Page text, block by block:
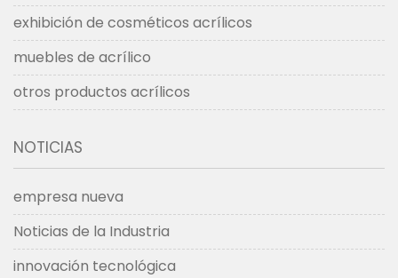
exhibición de cosméticos acrílicos
muebles de acrílico
otros productos acrílicos
NOTICIAS
empresa nueva
Noticias de la Industria
innovación tecnológica